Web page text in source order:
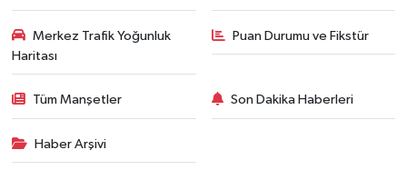
Merkez Trafik Yoğunluk
Haritası
Puan Durumu ve Fikstür
Tüm Manşetler Son Dakika Haberleri
Haber Arşivi